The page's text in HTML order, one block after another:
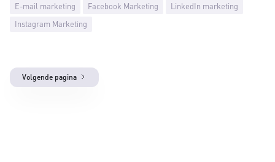
E-mail marketing Facebook Marketing
LinkedIn marketing
Instagram Marketing
Volgende pagina